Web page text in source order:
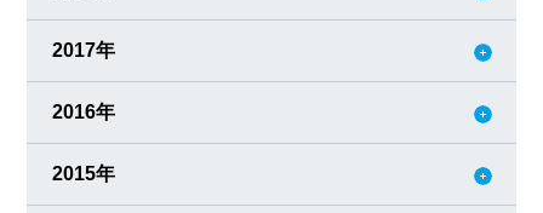
2017年
2016年
2015年